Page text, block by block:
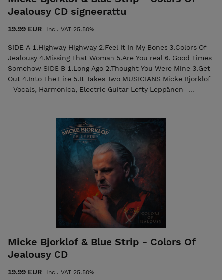
Jealousy CD signeerattu
19.99 EUR Incl. VAT 25.50%
SIDE A 1.Highway Highway 2.Feel It In My Bones 3.Colors Of
Jealousy 4.Missing That Woman 5.Are You real 6. Good Times
Somehow SIDE B 1.Long Ago 2.Thought You Were Mine 3.Get
Out 4.Into The Fire 5.It Takes Two MUSICIANS Micke Bjorklof
- Vocals, Harmonica, Electric Guitar Lefty Leppänen -
Backing Vocals Timo Roiko-Jokela - Percussion, Malletkat
Lena Lindroos - Backing Vocals Veera Railio - Backing Vocals
Harri Taittonen - Hammond organ, Keyboards
Micke Bjorklof & Blue Strip - Colors Of
Jealousy CD
19.99 EUR Incl. VAT 25.50%